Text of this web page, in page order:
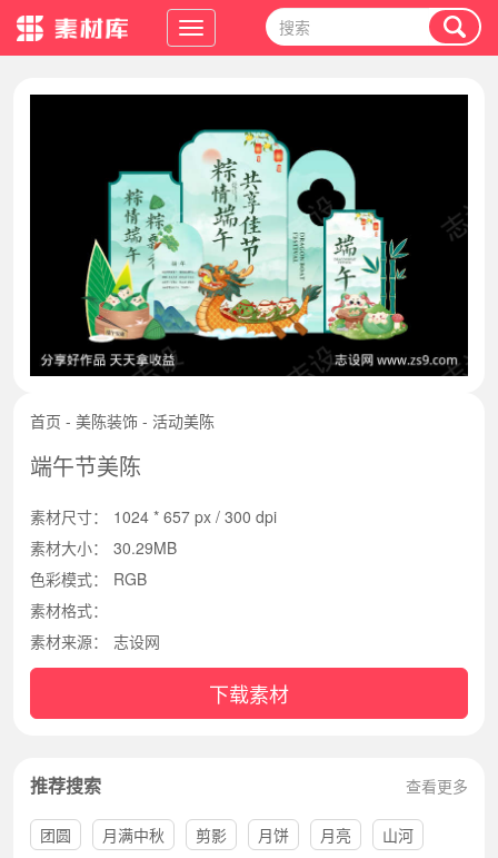
首页 - 美陈装饰 - 活动美陈
端午节美陈
素材尺寸：
1024 * 657 px / 300 dpi
素材大小：
30.29MB
色彩模式：
RGB
素材格式：
素材来源：
志设网
下载素材
推荐搜索 查看更多
团圆 月满中秋 剪影 月饼 月亮
山河